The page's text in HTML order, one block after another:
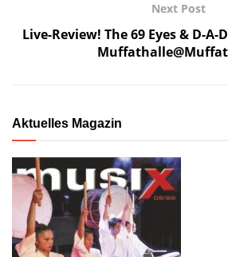
Next Post
Live-Review! The 69 Eyes & D-A-
Aktuelles Magazin